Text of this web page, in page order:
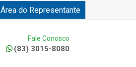
Área do Representante
Fale Conosco
(83) 3015-8080